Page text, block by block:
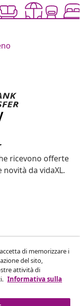
ricevono offerte
da vidaXL.
ordine.
di memorizzare i
del sito,
attività di
Informativa sulla